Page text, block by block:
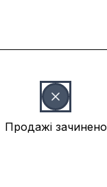
Продажі зачинено